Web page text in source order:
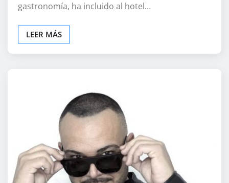
gastronomía, ha incluido al hotel…
LEER MÁS